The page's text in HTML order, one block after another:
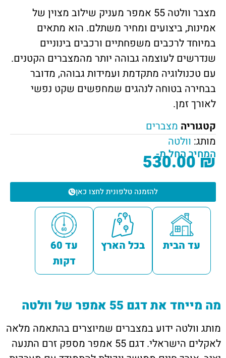
מצבר וולטה 55 אמפר מעניק שילוב מצוין של
אמינות, ביצועים ומחיר משתלם. הוא מתאים
במיוחד לרכבים משפחתיים ורכבים בינוניים
שנדרשים לעוצמה גבוהה יותר מהמצברים הקטנים.
עם טכנולוגיה מתקדמת ועמידות גבוהה, מדובר
בבחירה בטוחה לנהגים שמחפשים שקט נפשי
לאורך זמן.
קטגוריה מצברים
מותג: וולטה
המחיר החל מ-
530.00₪
להזמנה טלפונית לחצו כאן
עד הבית בכל הארץ
עד 60
דקות
מה מייחד את דגם 55 אמפר של וולטה
מותג וולטה ידוע במצברים שמיוצרים בהתאמה מלאה
לאקלים הישראלי. דגם 55 אמפר מספק זרם התנעה